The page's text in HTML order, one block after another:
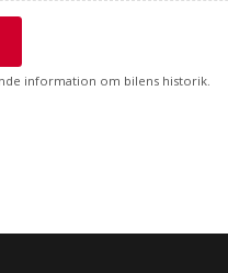
information om bilens historik.